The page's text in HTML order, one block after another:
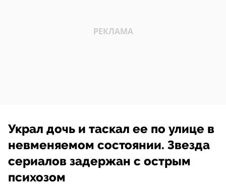
Украл дочь и таскал ее по улице в
невменяемом состоянии. Звезда
сериалов задержан с острым
психозом